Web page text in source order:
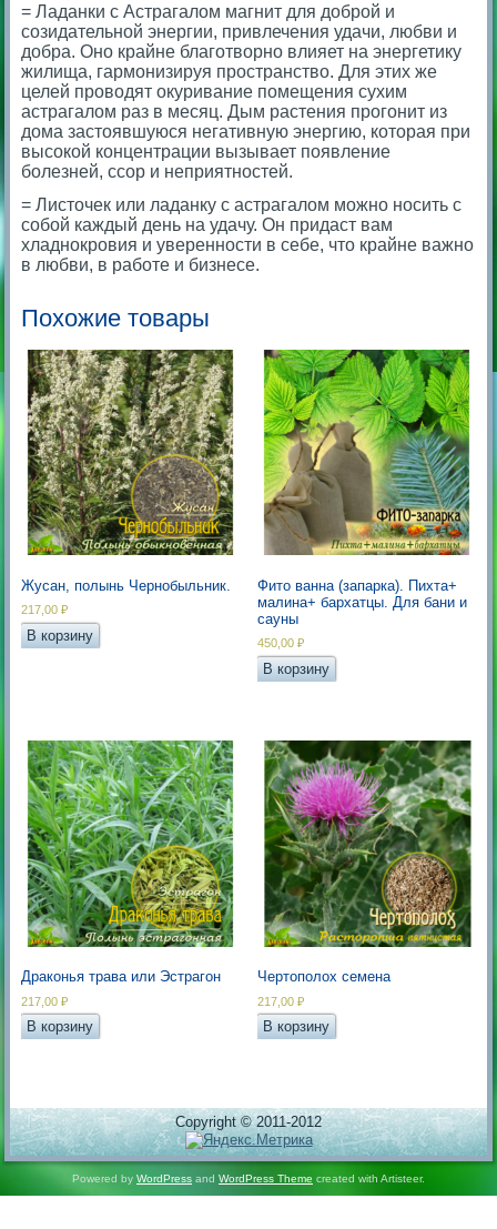
= Ладанки с Астрагалом магнит для доброй и
созидательной энергии, привлечения удачи, любви и
добра. Оно крайне благотворно влияет на энергетику
жилища, гармонизируя пространство. Для этих же
целей проводят окуривание помещения сухим
астрагалом раз в месяц. Дым растения прогонит из
дома застоявшуюся негативную энергию, которая при
высокой концентрации вызывает появление
болезней, ссор и неприятностей.
= Листочек или ладанку с астрагалом можно носить с
собой каждый день на удачу. Он придаст вам
хладнокровия и уверенности в себе, что крайне важно
в любви, в работе и бизнесе.
Похожие товары
Жусан, полынь Чернобыльник.
217,00₽
В корзину
Фито ванна (запарка). Пихта+
малина+ бархатцы. Для бани и
сауны
450,00₽
В корзину
Драконья трава или Эстрагон
217,00₽
В корзину
Чертополох семена
217,00₽
В корзину
Copyright © 2011-2012
Powered by WordPress and WordPress Theme created with Artisteer.